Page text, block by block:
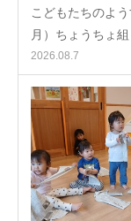
こどもたちのよ
月）ちょうちょ組
2026.08.7